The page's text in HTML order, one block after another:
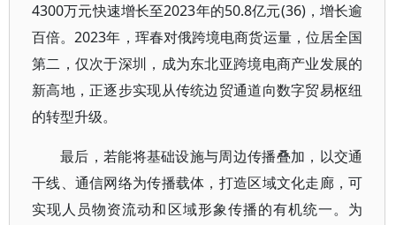
4300万元快速增长至2023年的50.8亿元(36)，增长逾
百倍。2023年，珲春对俄跨境电商货运量，位居全国
第二，仅次于深圳，成为东北亚跨境电商产业发展的
新高地，正逐步实现从传统边贸通道向数字贸易枢纽
的转型升级。
最后，若能将基础设施与周边传播叠加，以交通
干线、通信网络为传播载体，打造区域文化走廊，可
实现人员物资流动和区域形象传播的有机统一。为